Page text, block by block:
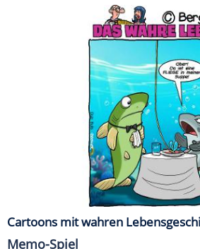
Cartoons mit wahren
Memo-Spiel